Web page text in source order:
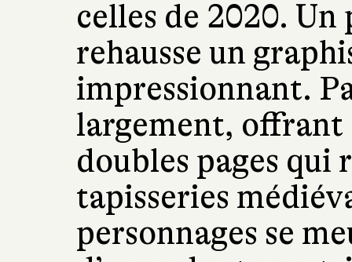
celles de 2020.
rehausse un
impressionnant.
largement, offrant
doubles pages qui
tapisseries
personnages se